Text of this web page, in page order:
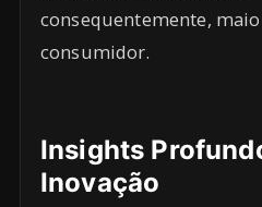
consequentemente,
consumidor.
Insights
Inovação